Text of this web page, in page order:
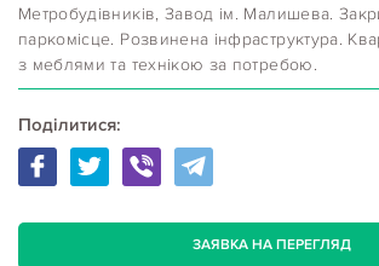
Метробудівників, Завод ім. Малишева.
паркомісце. Розвинена інфраструктура.
з меблями та технікою за потребою.
Поділитися:
ЗАЯВКА НА ПЕРЕГЛЯД